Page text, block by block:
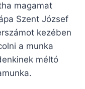
magamat
Szent József
kezében
a munka
méltó